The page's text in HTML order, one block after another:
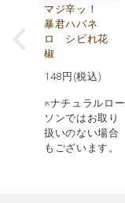
マジ辛ッ！
暴君ハバネ
ロ シビれ花
椒
148 円(税込)
※ナチュラルロー
ソンではお取り
扱いのない場合
もございます。